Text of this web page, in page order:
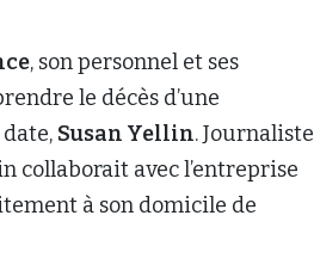
, son personnel et ses
le décès d’une
Susan Yellin. Journaliste
collaborait avec l’entreprise
à son domicile de